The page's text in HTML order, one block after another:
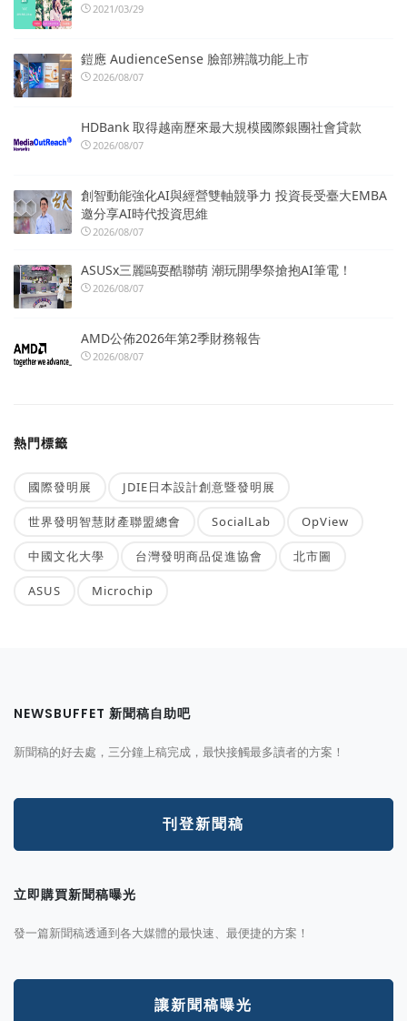
2021/03/29
鎧應 AudienceSense 臉部辨識功能上市
2026/08/07
HDBank 取得越南歷來最大規模國際銀團社會貸款
2026/08/07
創智動能強化AI與經營雙軸競爭力 投資長受臺大EMBA
邀分享AI時代投資思維
2026/08/07
ASUSx三麗鷗耍酷聯萌 潮玩開學祭搶抱AI筆電！
2026/08/07
AMD公佈2026年第2季財務報告
2026/08/07
熱門標籤
國際發明展 JDIE日本設計創意暨發明展
世界發明智慧財產聯盟總會 SocialLab OpView
中國文化大學 台灣發明商品促進協會 北市圖
ASUS Microchip
NEWSBUFFET 新聞稿自助吧
新聞稿的好去處，三分鐘上稿完成，最快接觸最多讀者的方案！
刊登新聞稿
立即購買新聞稿曝光
發一篇新聞稿透通到各大媒體的最快速、最便捷的方案！
讓新聞稿曝光